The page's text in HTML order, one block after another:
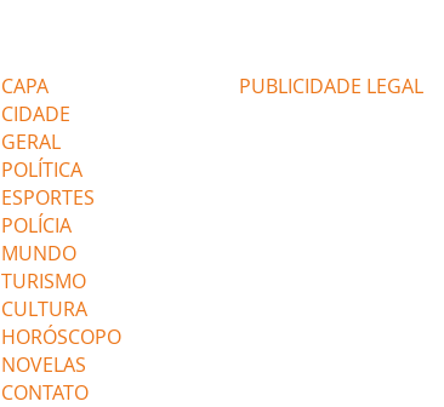
duplicação contempla 50,6 quilômetros da
rodovia e recebe investimento de
CAPA
CIDADE
GERAL
POLÍTICA
ESPORTES
POLÍCIA
MUNDO
TURISMO
CULTURA
HORÓSCOPO
NOVELAS
CONTATO
PUBLICIDADE LEGAL